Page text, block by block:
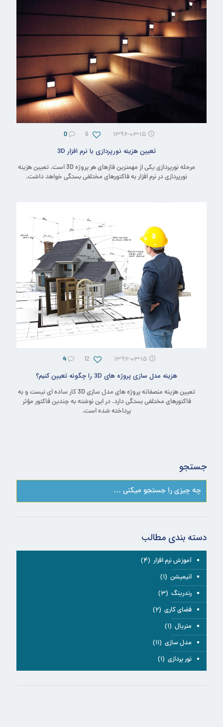
۱۳۹۶-۰۳-۱۵ 6
0
تعیین هزینه نورپردازی با نرم افزار 3D
مرحله نورپردازی یکی از مهمترین فازهای هر پروژه 3D است. تعیین هزینه
نورپردازی در نرم افزار به فاکتورهای مختلفی بستگی خواهد داشت.
۱۳۹۶-۰۳-۱۵ 12
4
هزینه مدل سازی پروژه های 3D را چگونه تعیین کنیم؟
تعیین هزینه منصفانه پروژه های مدل سازی 3D کار ساده ای نیست و به
فاکتورهای مختلفی بستگی دارد. در این نوشته به چندین فاکتور مؤثر
پرداخته شده است.
جستجو
دسته بندی مطالب
آموزش نرم افزار (۴)
انیمیشن (۱)
رندرینگ (۳)
فضای کاری (۲)
متریال (۱)
مدل سازی (۱۱)
نور پردازی (۱)